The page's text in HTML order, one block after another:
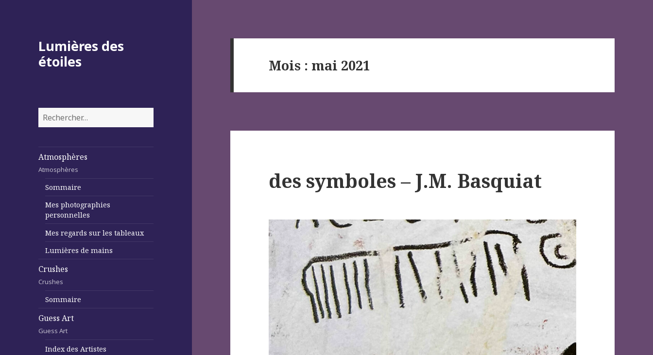
Lumières des
étoiles
Rechercher :
Atmosphères
Atmosphères
Sommaire
Mes photographies
personnelles
Mes regards sur les tableaux
Lumières de mains
Crushes
Crushes
Sommaire
Guess Art
Guess Art
Index des Artistes
Mois : mai 2021
des symboles – J.M. Basquiat